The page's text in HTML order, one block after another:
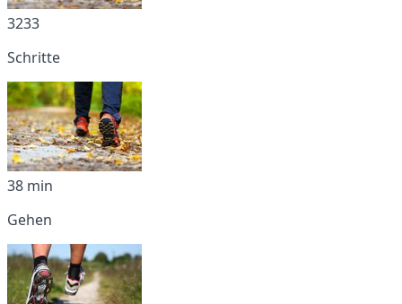
3233
Schritte
38 min
Gehen